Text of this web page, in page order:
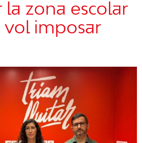
la zona escolar
vol imposar